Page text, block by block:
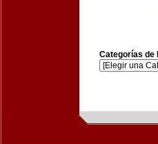
Categorías de